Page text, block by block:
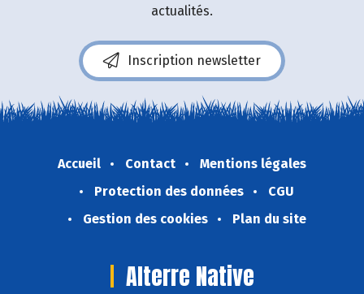
actualités.
Inscription newsletter
Accueil Contact
Mentions légales
Protection des données
CGU
Gestion des cookies
Plan du site
Alterre Native